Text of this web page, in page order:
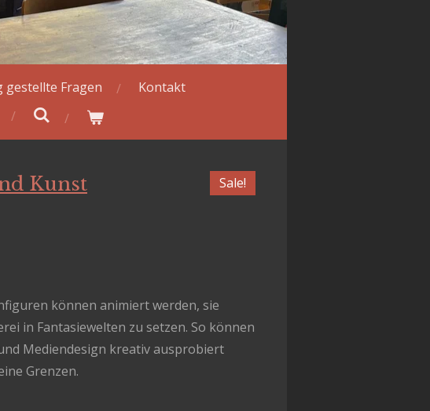
gestellte Fragen
Kontakt
Sale!
Kunst
können animiert werden, sie
in Fantasiewelten zu setzen. So können
Mediendesign kreativ ausprobiert
Grenzen.